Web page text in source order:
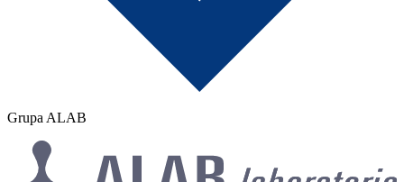
Grupa ALAB